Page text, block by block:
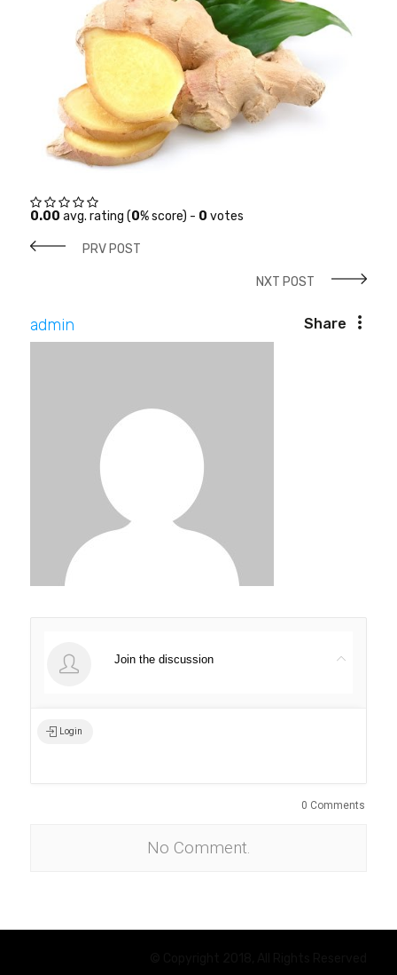
0.00 avg. rating (0% score) - 0 votes
PRV POST
NXT POST
Share
admin
Join the discussion
Login
0 Comments
No Comment.